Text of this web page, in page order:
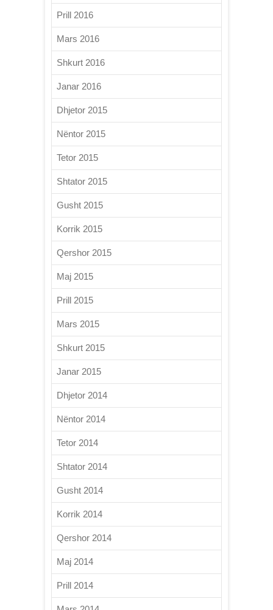
Prill 2016
Mars 2016
Shkurt 2016
Janar 2016
Dhjetor 2015
Nëntor 2015
Tetor 2015
Shtator 2015
Gusht 2015
Korrik 2015
Qershor 2015
Maj 2015
Prill 2015
Mars 2015
Shkurt 2015
Janar 2015
Dhjetor 2014
Nëntor 2014
Tetor 2014
Shtator 2014
Gusht 2014
Korrik 2014
Qershor 2014
Maj 2014
Prill 2014